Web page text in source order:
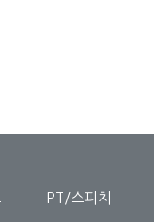
PT/스피치